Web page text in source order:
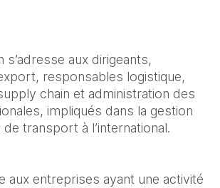
aux dirigeants,
responsables logistique,
chain et administration des
impliqués dans la gestion
transport à l’international.
aux entreprises ayant une activité